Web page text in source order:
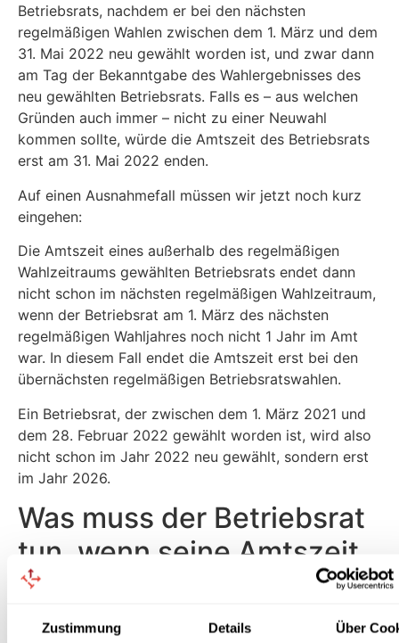
Zustimmung Details Über
Betriebsrats, nachdem er bei den nächsten
regelmäßigen Wahlen zwischen dem 1. März und dem
31. Mai 2022 neu gewählt worden ist, und zwar dann
am Tag der Bekanntgabe des Wahlergebnisses des
neu gewählten Betriebsrats. Falls es – aus welchen
Gründen auch immer – nicht zu einer Neuwahl
kommen sollte, würde die Amtszeit des Betriebsrats
erst am 31. Mai 2022 enden.
Auf einen Ausnahmefall müssen wir jetzt noch kurz
eingehen:
Die Amtszeit eines außerhalb des regelmäßigen
Wahlzeitraums gewählten Betriebsrats endet dann
nicht schon im nächsten regelmäßigen Wahlzeitraum,
wenn der Betriebsrat am 1. März des nächsten
regelmäßigen Wahljahres noch nicht 1 Jahr im Amt
war. In diesem Fall endet die Amtszeit erst bei den
übernächsten regelmäßigen Betriebsratswahlen.
Ein Betriebsrat, der zwischen dem 1. März 2021 und
dem 28. Februar 2022 gewählt worden ist, wird also
nicht schon im Jahr 2022 neu gewählt, sondern erst
im Jahr 2026.
Was muss der Betriebsrat
tun, wenn seine Amtszeit
abläuft?
Ein Betriebsrat, dessen Amtszeit endet, weil die